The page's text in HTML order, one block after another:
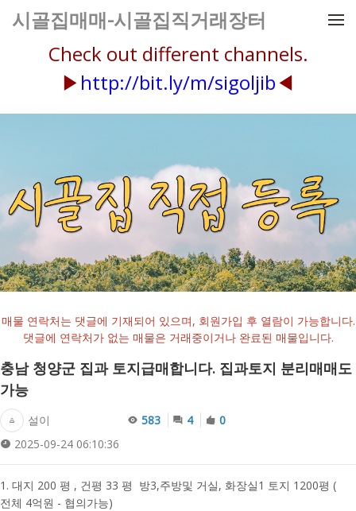
메뉴 건너뛰기
시골집매매-시골집직거래장터
Check out different channels.
▶http://bit.ly/m/sigoljib◀
매물 연락처는 댓글에 기재되어 있으며, 회원가입 후 열람이 가능합니다.
댓글에 연락처가 없는 매물은 거래중이거나 완료된 매물입니다.
충남 청양군 집과 토지급매합니다. 집과토지 분리매매도
가능
설이
2025-09-24 06:10:36
583 4 0
1. 대지 200 평 , 건평 33 평 방3,주방및 거실, 화장실1 토지 1200평 (
전체 4억원 - 협의가능)